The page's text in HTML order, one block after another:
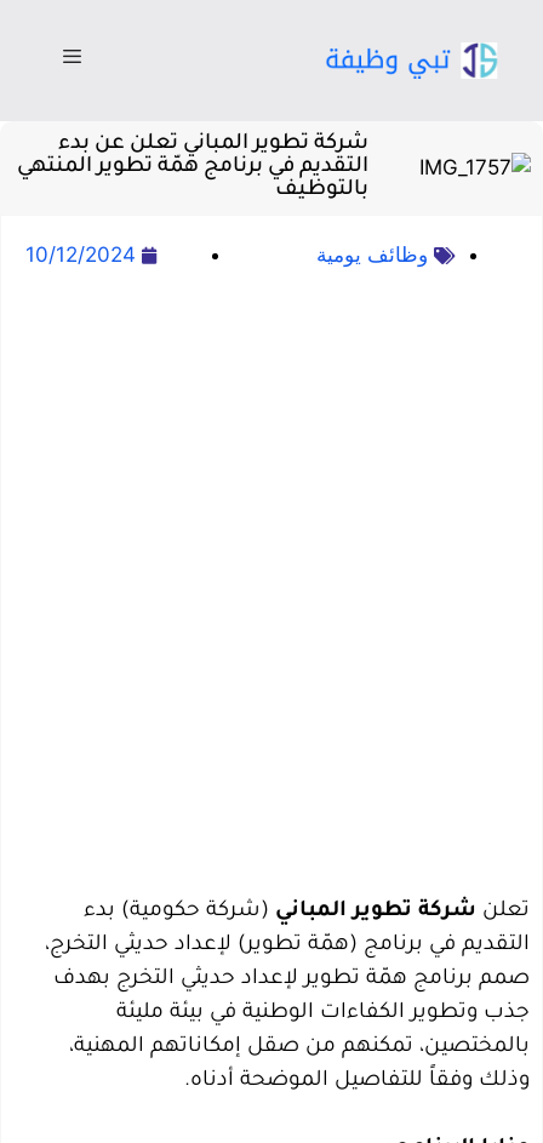
شركة تطوير المباني تعلن عن بدء
التقديم في برنامج همّة تطوير المنتهي
بالتوظيف
وظائف يومية 10/12/2024
تعلن شركة تطوير المباني (شركة حكومية) بدء
التقديم في برنامج (همّة تطوير) لإعداد حديثي التخرج،
صمم برنامج همّة تطوير لإعداد حديثي التخرج بهدف
جذب وتطوير الكفاءات الوطنية في بيئة مليئة
بالمختصين، تمكنهم من صقل إمكاناتهم المهنية،
وذلك وفقاً للتفاصيل الموضحة أدناه.